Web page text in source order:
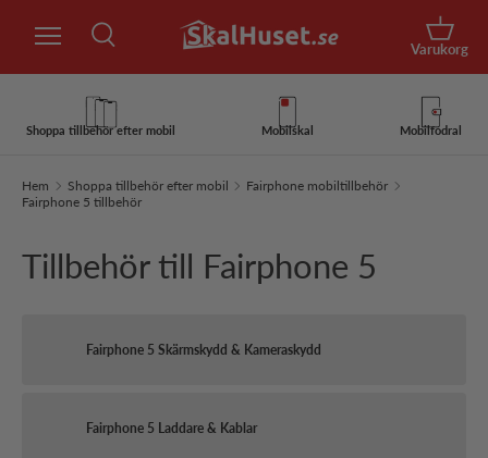
Hoppa till innehåll
Sök
Korg
Varukorg
Shoppa tillbehör efter mobil Mobilskal Mobilfodral
Hem Shoppa tillbehör efter mobil
Fairphone mobiltillbehör
Fairphone 5 tillbehör
Tillbehör till Fairphone 5
Fairphone 5 Skärmskydd & Kameraskydd
Fairphone 5 Laddare & Kablar